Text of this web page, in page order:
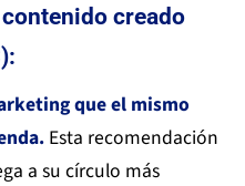
creado
que el mismo
Esta recomendación
a su círculo más